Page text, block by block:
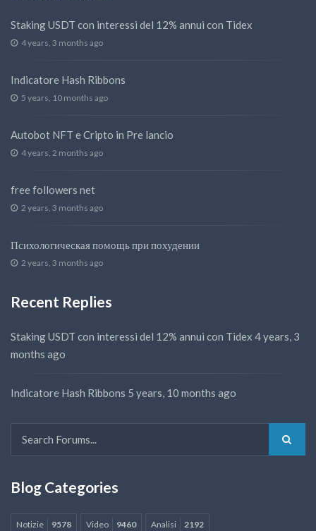
Staking USDT con interessi del 12% annui con Tidex
4 years, 3 months ago
Indicatore Hash Ribbons
5 years, 10 months ago
Autobot NFT e Cripto in Pre lancio
4 years, 2 months ago
free followers net
2 years, 3 months ago
Психологическая помощь при похудении
2 years, 3 months ago
Recent Replies
Staking USDT con interessi del 12% annui con Tidex 4 years, 3
months ago
Indicatore Hash Ribbons 5 years, 10 months ago
Blog Categories
Notizie 9578 Video 9460 Analisi 2192